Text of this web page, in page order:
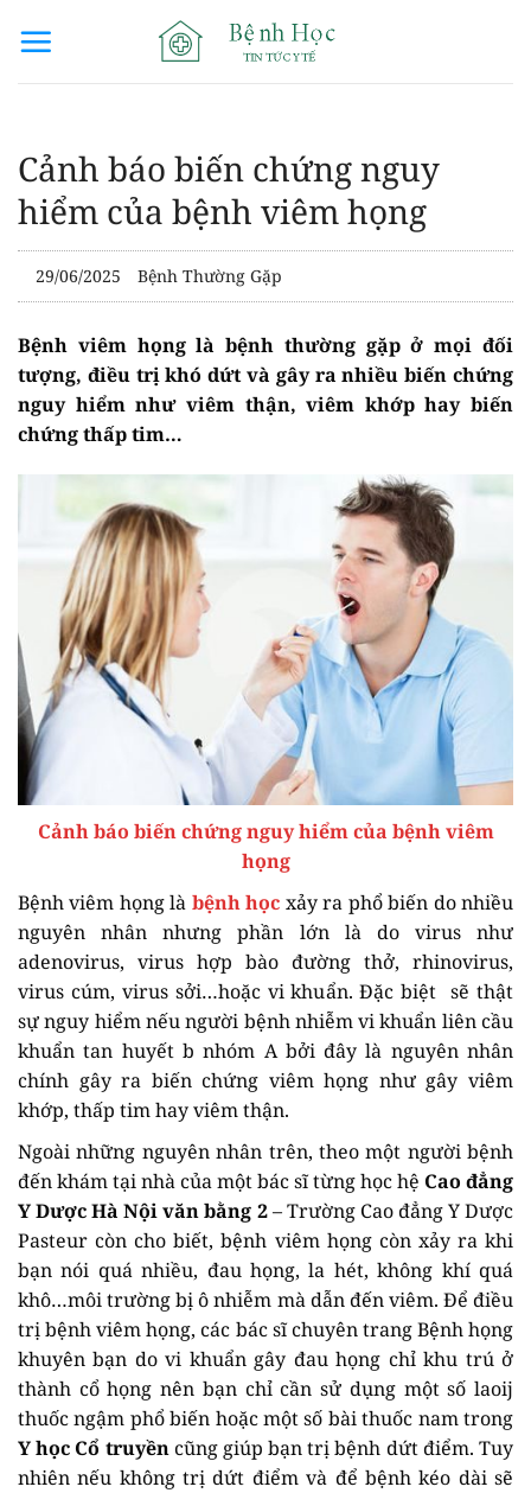
qua
Cảnh báo biến chứng nguy
hiểm của bệnh viêm họng
29/06/2025 Bệnh Thường Gặp
Bệnh viêm họng là bệnh thường gặp ở mọi đối
tượng, điều trị khó dứt và gây ra nhiều biến chứng
nguy hiểm như viêm thận, viêm khớp hay biến
chứng thấp tim…
Cảnh báo biến chứng nguy hiểm của bệnh viêm
họng
Bệnh viêm họng là bệnh học xảy ra phổ biến do nhiều
nguyên nhân nhưng phần lớn là do virus như
adenovirus, virus hợp bào đường thở, rhinovirus,
virus cúm, virus sởi…hoặc vi khuẩn. Đặc biệt sẽ thật
sự nguy hiểm nếu người bệnh nhiễm vi khuẩn liên cầu
khuẩn tan huyết b nhóm A bởi đây là nguyên nhân
chính gây ra biến chứng viêm họng như gây viêm
khớp, thấp tim hay viêm thận.
Ngoài những nguyên nhân trên, theo một người bệnh
đến khám tại nhà của một bác sĩ từng học hệ Cao đẳng
Y Dược Hà Nội văn bằng 2– Trường Cao đẳng Y Dược
Pasteur còn cho biết, bệnh viêm họng còn xảy ra khi
bạn nói quá nhiều, đau họng, la hét, không khí quá
khô…môi trường bị ô nhiễm mà dẫn đến viêm. Để điều
trị bệnh viêm họng, các bác sĩ chuyên trang Bệnh họng
khuyên bạn do vi khuẩn gây đau họng chỉ khu trú ở
thành cổ họng nên bạn chỉ cần sử dụng một số laoij
thuốc ngậm phổ biến hoặc một số bài thuốc nam trong
Y học Cổ truyềncũng giúp bạn trị bệnh dứt điểm. Tuy
nhiên nếu không trị dứt điểm và để bệnh kéo dài sẽ